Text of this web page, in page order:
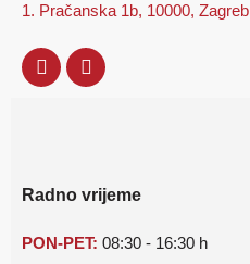
1. Pračanska 1b, 10000, Zagreb
Radno vrijeme
PON-PET: 08:30 - 16:30 h